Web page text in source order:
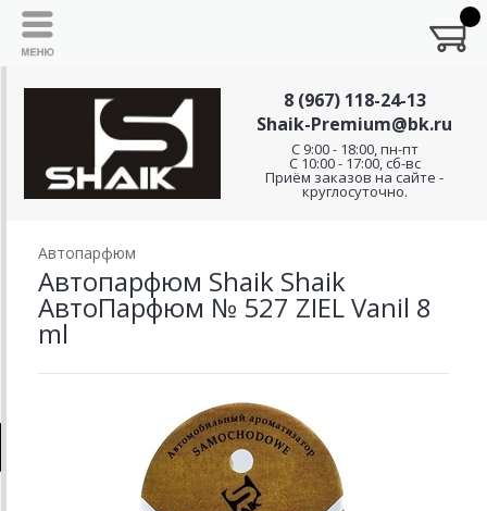
8 (967) 118-24-13
Shaik-Premium@bk.ru
C 9:00 - 18:00, пн-пт
С 10:00 - 17:00, сб-вс
Приём заказов на сайте -
круглосуточно.
Автопарфюм
Автопарфюм Shaik Shaik
АвтоПарфюм № 527 ZIEL Vanil 8
ml